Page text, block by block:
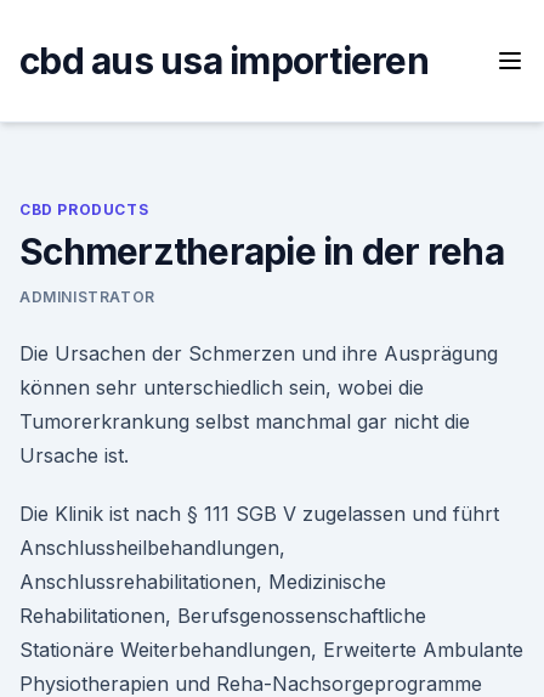
content
cbd aus usa importieren
CBD PRODUCTS
Schmerztherapie in der reha
ADMINISTRATOR
Die Ursachen der Schmerzen und ihre Ausprägung
können sehr unterschiedlich sein, wobei die
Tumorerkrankung selbst manchmal gar nicht die
Ursache ist.
Die Klinik ist nach § 111 SGB V zugelassen und führt
Anschlussheilbehandlungen,
Anschlussrehabilitationen, Medizinische
Rehabilitationen, Berufsgenossenschaftliche
Stationäre Weiterbehandlungen, Erweiterte Ambulante
Physiotherapien und Reha-Nachsorgeprogramme